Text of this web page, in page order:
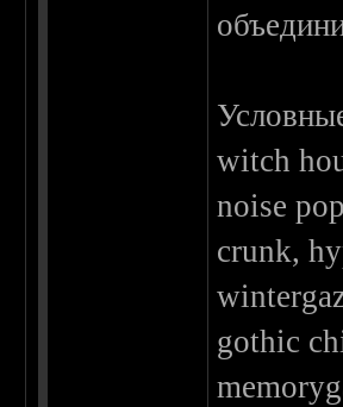
witch
noise
crunk,
gothic